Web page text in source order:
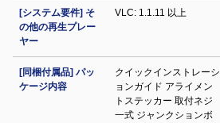
[システム要件] そ
の他の再生プレー
ヤー
VLC: 1.1.11 以上
[同梱付属品] パッ
ケージ内容
クイックインストレーシ
ョンガイド アライメン
トステッカー 取付ネジ
一式 ジャンクションボ